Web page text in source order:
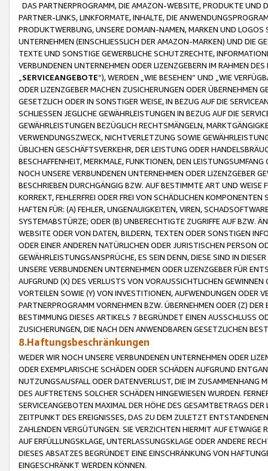
DAS PARTNERPROGRAMM, DIE AMAZON-WEBSITE, PRODUKTE UND
PARTNER-LINKS, LINKFORMATE, INHALTE, DIE
PRODUKTWERBUNG, UNSERE DOMAIN-NAMEN, MARKEN UND
UNTERNEHMEN (EINSCHLIESSLICH DER AMAZON-MARKEN) UND DIE
TEXTE UND SONSTIGE GEWERBLICHE SCHUTZRECHTE,
VERBUNDENEN UNTERNEHMEN ODER LIZENZGEBERN IM RAHMEN
SERVICEANGEBOTE“), WERDEN „WIE BESEHEN“ UND „WIE
ODER LIZENZGEBER MACHEN ZUSICHERUNGEN ODER ÜBERNEHMEN
GESETZLICH ODER IN SONSTIGER WEISE, IN BEZUG AUF DIE
SCHLIESSEN JEGLICHE GEWÄHRLEISTUNGEN IN BEZUG AUF DIE
GEWÄHRLEISTUNGEN BEZÜGLICH RECHTSMÄNGELN,
VERWENDUNGSZWECK, NICHTVERLETZUNG SOWIE
ÜBLICHEN GESCHÄFTSVERKEHR, DER LEISTUNG ODER
BESCHAFFENHEIT, MERKMALE, FUNKTIONEN, DEN
NOCH UNSERE VERBUNDENEN UNTERNEHMEN ODER LIZENZGEBER
BESCHRIEBEN DURCHGÄNGIG BZW. AUF BESTIMMTE ART UND
KORREKT, FEHLERFREI ODER FREI VON SCHÄDLICHEN
HAFTEN FÜR: (A) FEHLER, UNGENAUIGKEITEN, VIREN,
SYSTEMABSTÜRZE; ODER (B) UNBERECHTIGTE ZUGRIFFE AUF BZW.
WEBSITE ODER VON DATEN, BILDERN, TEXTEN ODER SONSTIGEN
ODER EINER ANDEREN NATÜRLICHEN ODER JURISTISCHEN PERSON
GEWÄHRLEISTUNGSANSPRÜCHE, ES SEIN DENN, DIESE SIND IN
UNSERE VERBUNDENEN UNTERNEHMEN ODER LIZENZGEBER FÜR
AUFGRUND (X) DES VERLUSTS VON VORAUSSICHTLICHEN
VORTEILEN SOWIE (Y) VON INVESTITIONEN, AUFWENDUNGEN ODER
PARTNERPROGRAMM VORNEHMEN BZW. ÜBERNEHMEN ODER (Z)
BESTIMMUNG DIESES ARTIKELS 7 BEGRÜNDET EINEN AUSSCHLUSS
ZUSICHERUNGEN, DIE NACH DEN ANWENDBAREN GESETZLICHEN
8.Haftungsbeschränkungen
WEDER WIR NOCH UNSERE VERBUNDENEN UNTERNEHMEN ODER
ODER EXEMPLARISCHE SCHÄDEN ODER SCHÄDEN AUFGRUND
NUTZUNGSAUSFALL ODER DATENVERLUST, DIE IM ZUSAMMENHANG
DES AUFTRETENS SOLCHER SCHÄDEN HINGEWIESEN WURDEN.
SERVICEANGEBOTEN MAXIMAL DER HÖHE DES GESAMTBETRAGS
ZEITPUNKT DES EREIGNISSES, DAS ZU DEM ZULETZT
ZAHLENDEN VERGÜTUNGEN. SIE VERZICHTEN HIERMIT AUF
AUF ERFÜLLUNGSKLAGE, UNTERLASSUNGSKLAGE ODER ANDERE
DIESES ABSATZES BEGRÜNDET EINE EINSCHRÄNKUNG VON
EINGESCHRÄNKT WERDEN KÖNNEN.